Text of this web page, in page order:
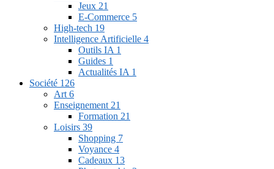
Jeux 21
E-Commerce 5
High-tech 19
Intelligence Artificielle 4
Outils IA 1
Guides 1
Actualités IA 1
Société 126
Art 6
Enseignement 21
Formation 21
Loisirs 39
Shopping 7
Voyance 4
Cadeaux 13